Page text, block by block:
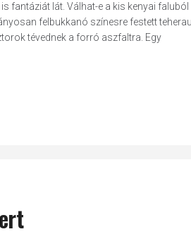
fantáziát lát. Válhat-e a kis kenyai faluból
felbukkanó színesre festett
tévednek a forró aszfaltra. Egy